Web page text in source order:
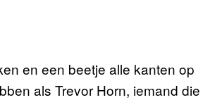
en een beetje alle kanten op
als Trevor Horn, iemand die